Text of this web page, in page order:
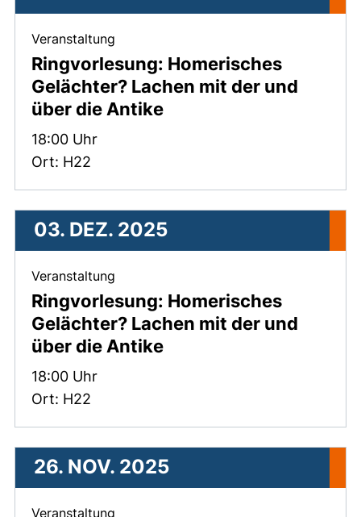
Ringvorlesung: Homerisches
Gelächter? Lachen mit der und
über die Antike
Veranstaltung
Zeit:
18:00 Uhr
Ort: H22
Ringvorlesung: Homerisches
Gelächter? Lachen mit der und
über die Antike
Veranstaltung
Zeit:
18:00 Uhr
Ort: H22
03. DEZ. 2025
Veranstaltung
26. NOV. 2025